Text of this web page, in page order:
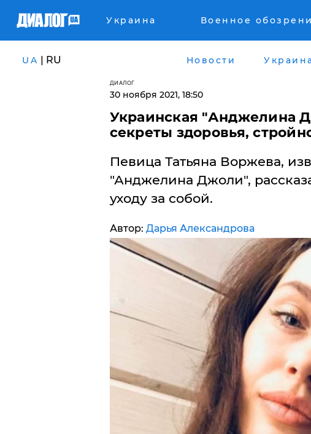
Украина Военное
UA | RU Новости
ДИАЛОГ
30 ноября 2021, 18:50
Украинская "Анджелина
секреты здоровья,
Певица Татьяна Воржева,
"Анджелина Джоли",
уходу за собой.
Автор: Дарья Александрова